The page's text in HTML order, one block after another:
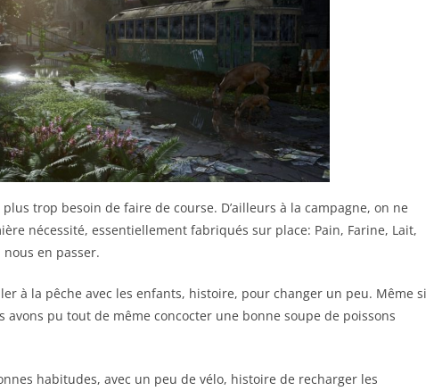
plus trop besoin de faire de course. D’ailleurs à la campagne, on ne
nécessité, essentiellement fabriqués sur place: Pain, Farine, Lait,
en passer.
à la pêche avec les enfants, histoire, pour changer un peu. Même si
avons pu tout de même concocter une bonne soupe de poissons
habitudes, avec un peu de vélo, histoire de recharger les